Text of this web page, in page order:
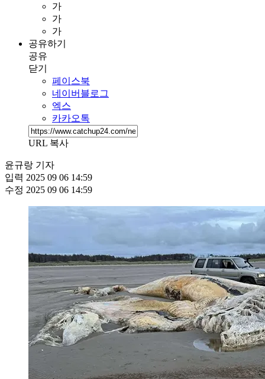
가
가
가
공유하기
공유
닫기
페이스북
네이버블로그
엑스
카카오톡
URL 복사
윤규랑 기자
입력 2025 09 06 14:59
수정 2025 09 06 14:59